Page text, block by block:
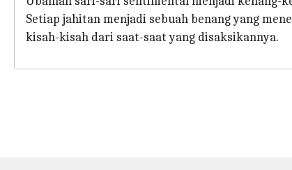
Setiap jahitan menjadi sebuah benang yang
kisah-kisah dari saat-saat yang disaksikannya.